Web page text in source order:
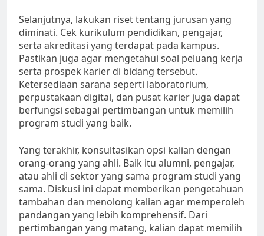
Selanjutnya, lakukan riset tentang jurusan yang
diminati. Cek kurikulum pendidikan, pengajar,
serta akreditasi yang terdapat pada kampus.
Pastikan juga agar mengetahui soal peluang kerja
serta prospek karier di bidang tersebut.
Ketersediaan sarana seperti laboratorium,
perpustakaan digital, dan pusat karier juga dapat
berfungsi sebagai pertimbangan untuk memilih
program studi yang baik.
Yang terakhir, konsultasikan opsi kalian dengan
orang-orang yang ahli. Baik itu alumni, pengajar,
atau ahli di sektor yang sama program studi yang
sama. Diskusi ini dapat memberikan pengetahuan
tambahan dan menolong kalian agar memperoleh
pandangan yang lebih komprehensif. Dari
pertimbangan yang matang, kalian dapat memilih